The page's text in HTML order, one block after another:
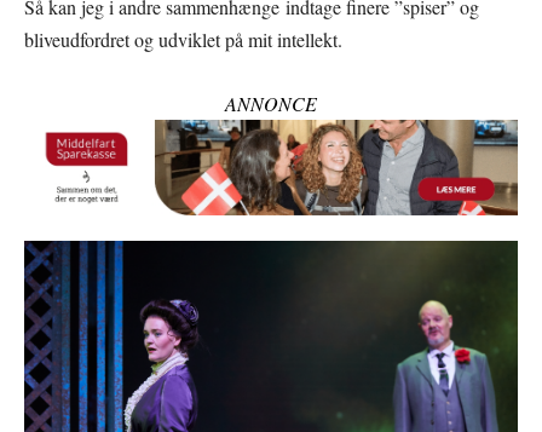
Så kan jeg i andre sammenhænge indtage finere ”spiser” og
bliveudfordret og udviklet på mit intellekt.
ANNONCE